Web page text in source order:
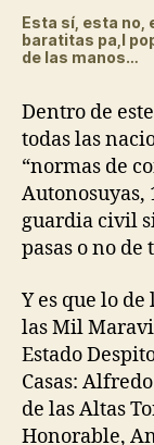
Esta sí, esta no,
baratitas pa,l
de las manos…
Dentro de
todas las
“normas de
Autonosuyas,
guardia civil
pasas o no
Y es que lo
las Mil
Estado
Casas:
de las Altas
Honorable,